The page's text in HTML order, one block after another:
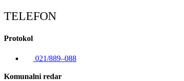
TELEFON
Protokol
021/889–088
Komunalni redar